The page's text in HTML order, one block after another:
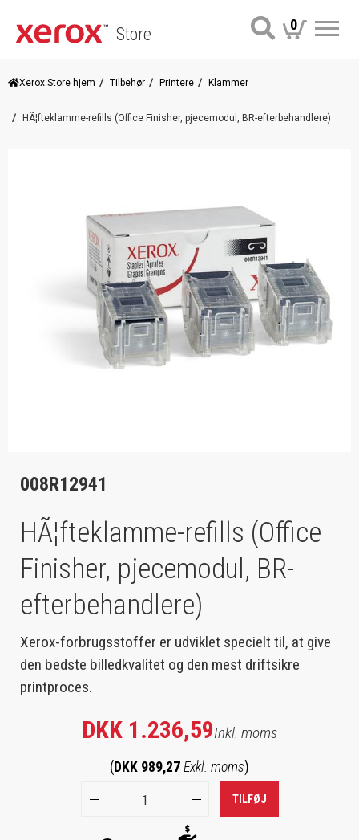
Store 0
Xerox Store hjem Tilbehør Printere Klammer
HÃ¦fteklamme-refills (Office Finisher, pjecemodul, BR-efterbehandlere)
008R12941
HÃ¦fteklamme-refills (Office
Finisher, pjecemodul, BR-
efterbehandlere)
Xerox-forbrugsstoffer er udviklet specielt til, at give
den bedste billedkvalitet og den mest driftsikre
printproces.
DKK 1.236,59Inkl. moms
( DKK 989,27 Exkl. moms)
TILFØJ